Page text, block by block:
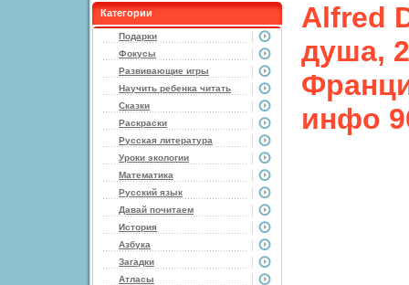
Категории
Подарки
Фокусы
Развивающие игры
Научить ребенка читать
Сказки
Раскраски
Русская литература
Уроки экологии
Математика
Русский язык
Давай почитаем
История
Азбука
Загадки
Атласы
Alfred
душа,
инфо